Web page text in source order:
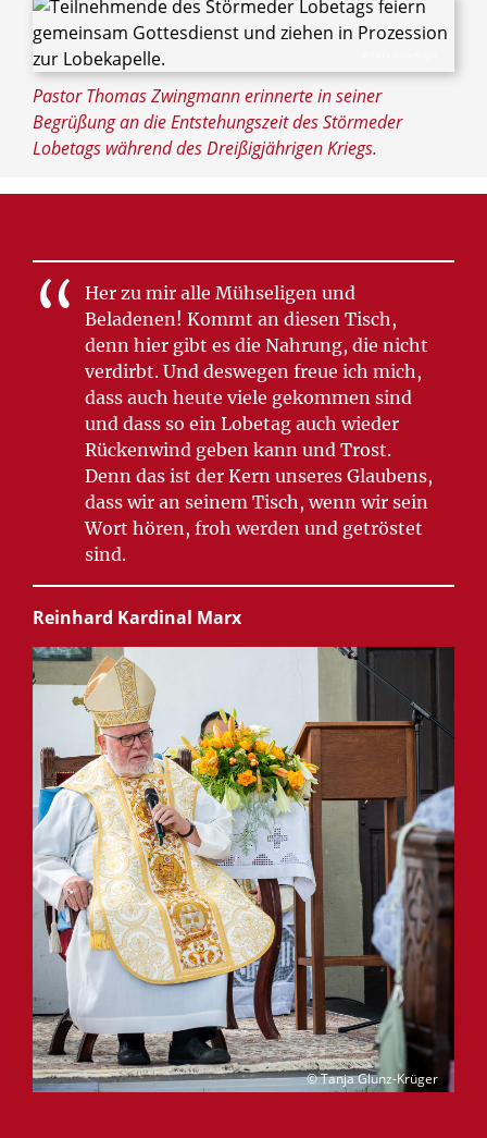
Pastor Thomas Zwingmann erinnerte in seiner
Begrüßung an die Entstehungszeit des Störmeder
Lobetags während des Dreißigjährigen Kriegs.
Her zu mir alle Mühseligen und
Beladenen! Kommt an diesen Tisch,
denn hier gibt es die Nahrung, die nicht
verdirbt. Und deswegen freue ich mich,
dass auch heute viele gekommen sind
und dass so ein Lobetag auch wieder
Rückenwind geben kann und Trost.
Denn das ist der Kern unseres Glaubens,
dass wir an seinem Tisch, wenn wir sein
Wort hören, froh werden und getröstet
sind.
Reinhard Kardinal Marx
© Tanja Glunz-Krüger